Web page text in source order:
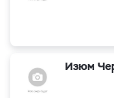
Изюм